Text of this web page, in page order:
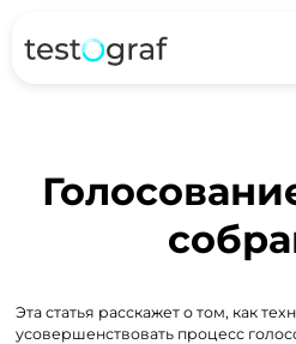
Эта статья расскажет о том, как
усовершенствовать процесс